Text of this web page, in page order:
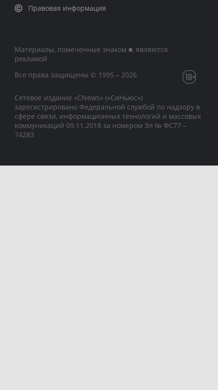
Правовая информация
Материалы, помеченные знаком ■, являются
рекламой
Все права защищены © 1995 – 2026
Сетевое издание «CNews» («СиНьюс»)
зарегистрировано Федеральной службой по надзору в
сфере связи, информационных технологий и массовых
коммуникаций 09.11.2018 за номером Эл № ФС77 –
74283